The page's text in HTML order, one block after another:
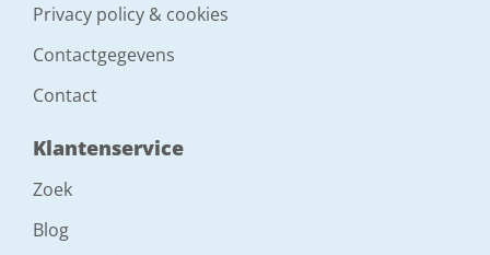
Privacy policy & cookies
Contactgegevens
Contact
Klantenservice
Zoek
Blog